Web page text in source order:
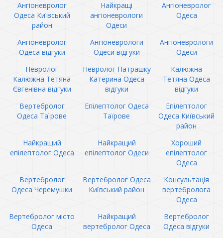
Ангіоневролог
Одеса Київський
район
Найкращі
ангіоневрологи
Одеси
Ангіоневролог
Одеса
Ангіоневролог
Одеса відгуки
Ангіоневрологи
Одеси відгуки
Ангіоневрологи
Одеси
Невролог
Калюжна Тетяна
Євгенівна відгуки
Невролог Патрашку
Катерина Одеса
відгуки
Калюжна
Тетяна Одеса
відгуки
Вертебролог
Одеса Таїрове
Епілептолог Одеса
Таїрове
Епілептолог
Одеса Київський
район
Найкращий
епілептолог Одеса
Найкращий
епілептолог Одеси
Хороший
епілептолог
Одеса
Вертебролог
Одеса Черемушки
Вертебролог Одеса
Київський район
Консультація
вертебролога
Одеса
Вертебролог місто
Одеса
Найкращий
вертебролог Одеса
Вертебролог
Одеса відгуки